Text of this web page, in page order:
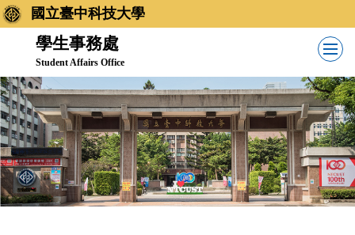
跳
到
內
容
區
國立臺中科技大學
學生事務處
Student Affairs Office